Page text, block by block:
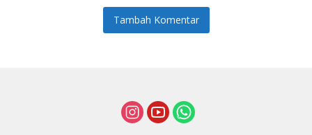
Tambah Komentar